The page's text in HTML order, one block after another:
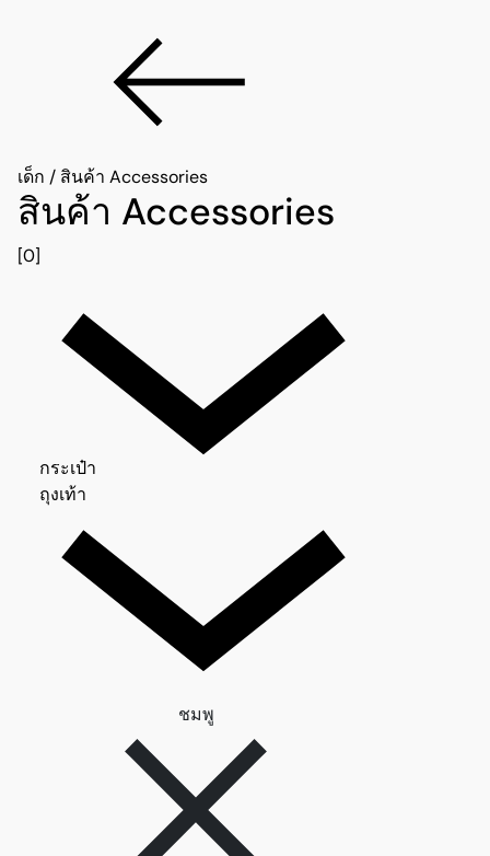
เด็ก / สินค้า Accessories
สินค้า Accessories
[0]
กระเป๋า
ถุงเท้า
ชมพูลบตัวกรอง ชมพู